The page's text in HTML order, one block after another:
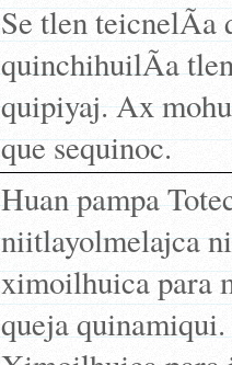
Se tlen teicnelÃ­a
quinchihuilÃ­a
quipiyaj. Ax
que sequinoc.
Huan pampa
niitlayolmelajca
ximoilhuica para
queja